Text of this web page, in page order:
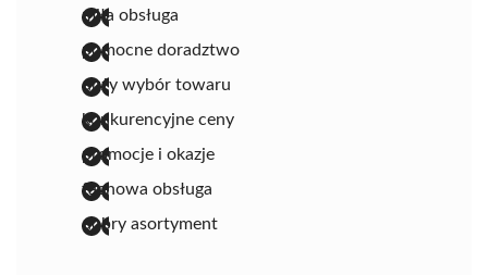
miła obsługa
pomocne doradztwo
duży wybór towaru
konkurencyjne ceny
promocje i okazje
fachowa obsługa
dobry asortyment